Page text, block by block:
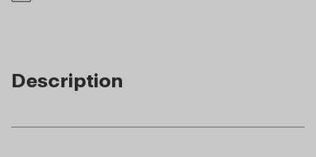
Description